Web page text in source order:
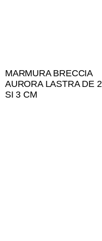
MARMURA BRECCIA
AURORA LASTRA DE 2
SI 3 CM